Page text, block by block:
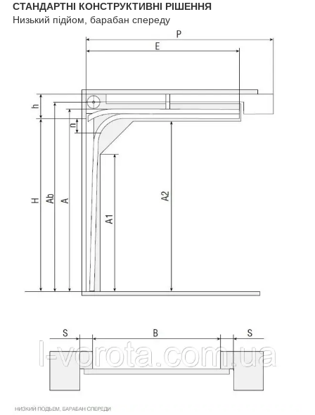
СТАНДАРТНІ КОНСТРУКТИВНІ РІШЕННЯ
Низький підйом, барабан спереду